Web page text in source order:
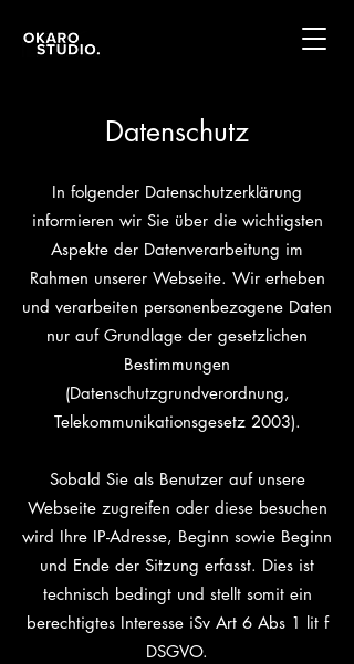
Datenschutz
In folgender Datenschutzerklärung
informieren wir Sie über die wichtigsten
Aspekte der Datenverarbeitung im
Rahmen unserer Webseite. Wir erheben
und verarbeiten personenbezogene Daten
nur auf Grundlage der gesetzlichen
Bestimmungen
(Datenschutzgrundverordnung,
Telekommunikationsgesetz 2003).
Sobald Sie als Benutzer auf unsere
Webseite zugreifen oder diese besuchen
wird Ihre IP-Adresse, Beginn sowie Beginn
und Ende der Sitzung erfasst. Dies ist
technisch bedingt und stellt somit ein
berechtigtes Interesse iSv Art 6 Abs 1 lit f
DSGVO.